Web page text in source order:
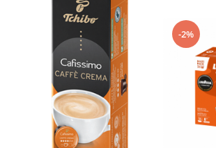
-2%